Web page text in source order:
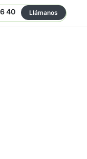
40 Llámanos